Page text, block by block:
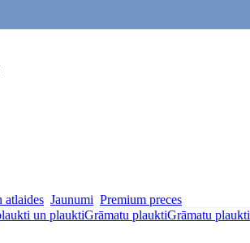
atlaides Jaunumi Premium preces
un plauktiGrāmatu plauktiGrāmatu plaukti